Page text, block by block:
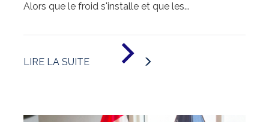
Alors que le froid s'installe et que les...
LIRE LA SUITE
«
2025
EXCEPTIONNEL